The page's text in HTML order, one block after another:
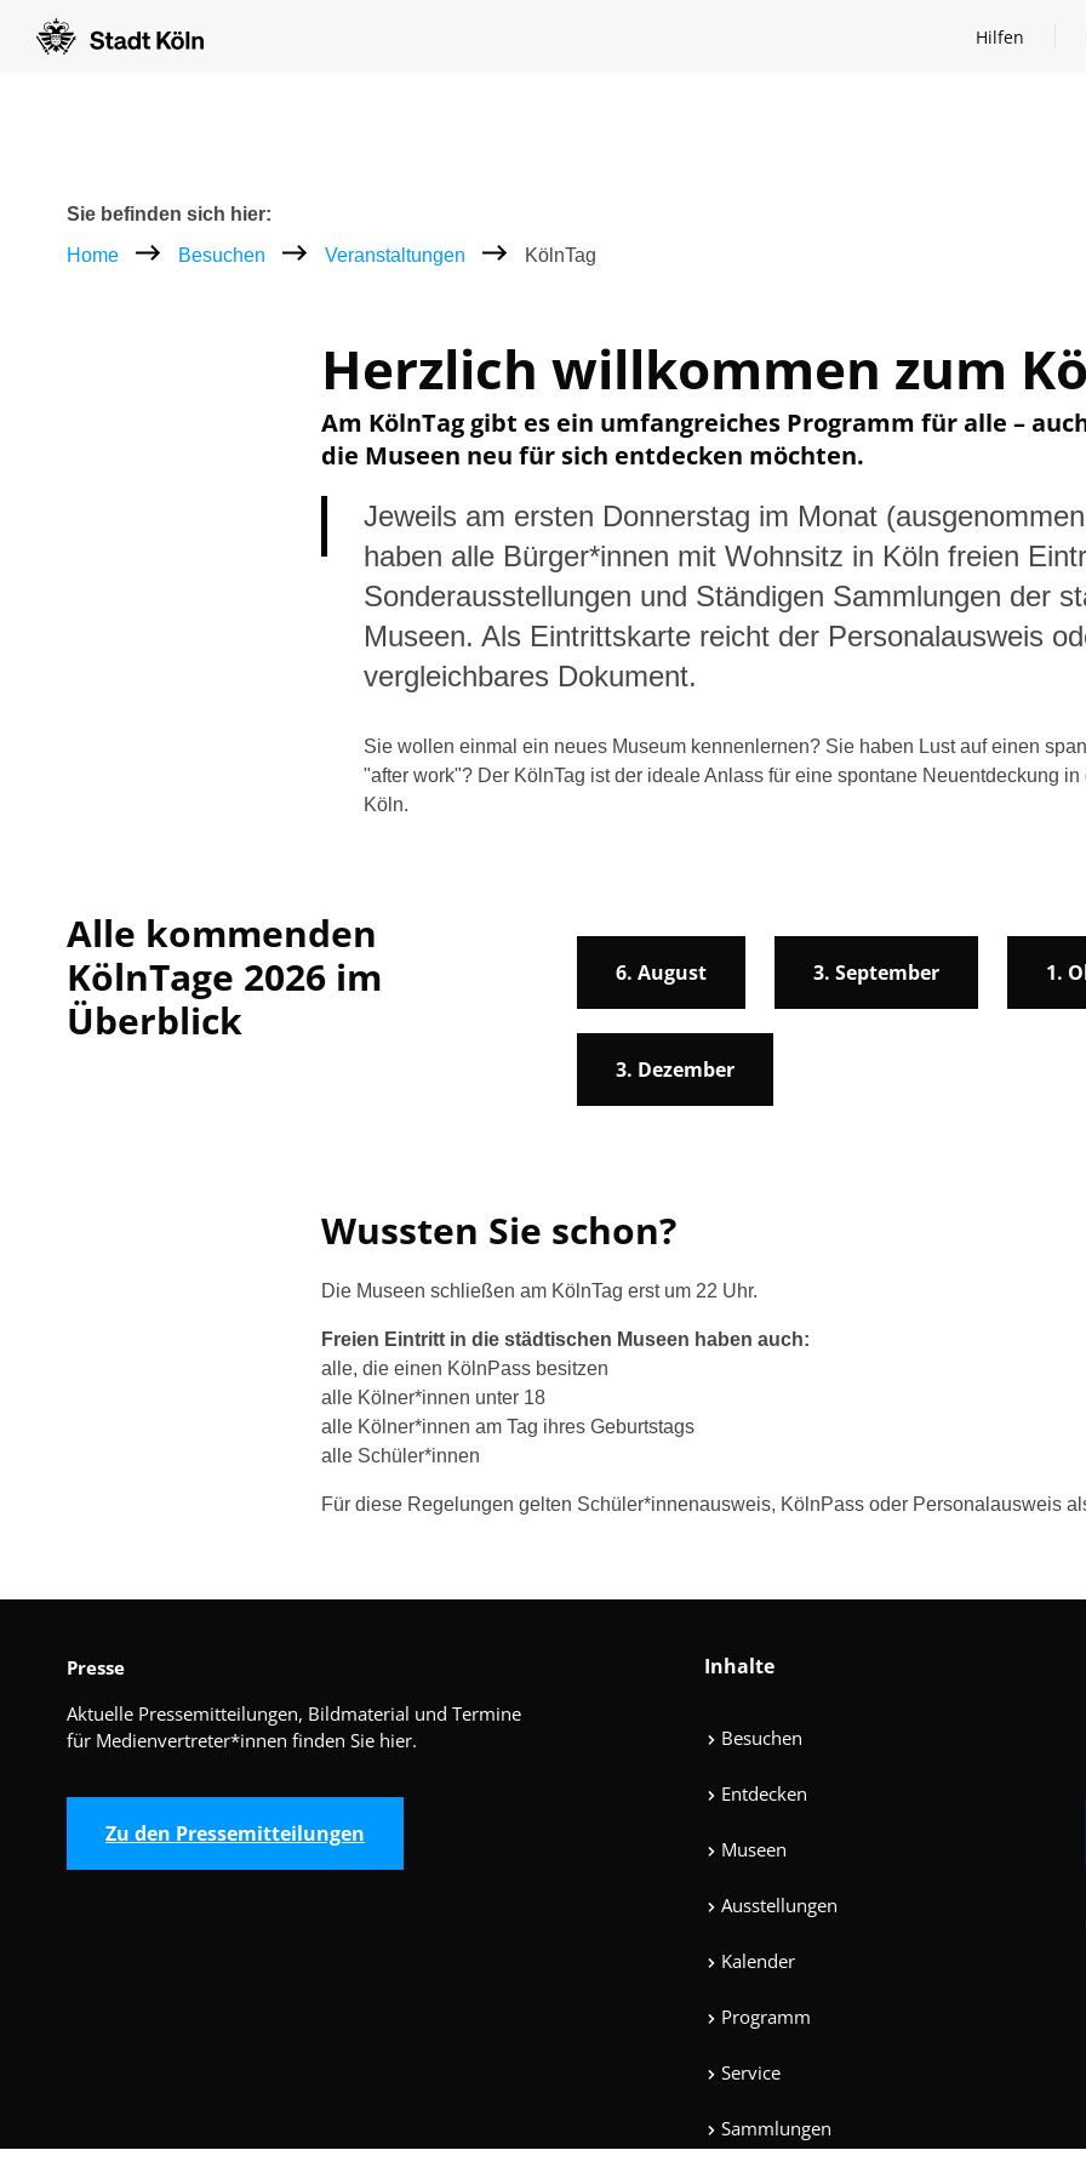
Hilfen
Hilfen öffnen
Breadcrumb
Sie befinden sich hier:
Home
Besuchen Veranstaltungen KölnTag
Herzlich willkommen zum
Am KölnTag gibt es ein umfangreiches Programm für alle –
die Museen neu für sich entdecken möchten.
Jeweils am ersten Donnerstag im Monat
haben alle Bürger*innen mit Wohnsitz in Köln freien
Sonderausstellungen und Ständigen Sammlungen der
Museen. Als Eintrittskarte reicht der Personalausweis
vergleichbares Dokument.
Sie wollen einmal ein neues Museum kennenlernen? Sie haben Lust auf einen
"after work"? Der KölnTag ist der ideale Anlass für eine spontane Neuentdeckung
Köln.
Alle kommenden
KölnTage 2026 im
Überblick
6. August 3. September 1.
3. Dezember
Wussten Sie schon?
Die Museen schließen am KölnTag erst um 22 Uhr.
Freien Eintritt in die städtischen Museen haben auch:
alle, die einen KölnPass besitzen
alle Kölner*innen unter 18
alle Kölner*innen am Tag ihres Geburtstags
alle Schüler*innen
Für diese Regelungen gelten Schüler*innenausweis, KölnPass oder Personalausweis
Presse
Aktuelle Pressemitteilungen, Bildmaterial und Termine
für Medienvertreter*innen finden Sie hier.
Zu den Pressemitteilungen
Inhalte
Besuchen
Entdecken
Museen
Ausstellungen
Kalender
Programm
Service
Sammlungen